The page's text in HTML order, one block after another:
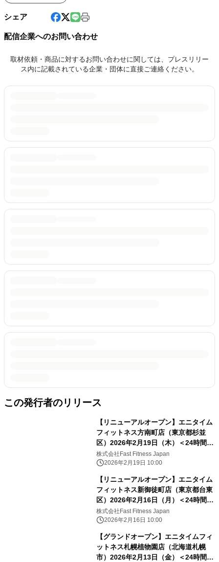
シェア
配信企業へのお問い合わせ
取材依頼・商品に対するお問い合わせに関しては、プレスリリー
ス内に記載されている企業・団体に直接ご連絡ください。
この発行者のリリース
【リニューアルオープン】エニタイム
フィットネス方南町店（東京都杉並
区）2026年2月19日（木）＜24時間年
中無休のフィットネスジム＞
株式会社Fast Fitness Japan
2026年2月19日 10:00
【リニューアルオープン】エニタイム
フィットネス新御徒町店（東京都台東
区）2026年2月16日（月）＜24時間年
中無休のフィットネスジム＞
株式会社Fast Fitness Japan
2026年2月16日 10:00
【グランドオープン】エニタイムフィ
ットネス札幌植物園店（北海道札幌
市）2026年2月13日（金）＜24時間年